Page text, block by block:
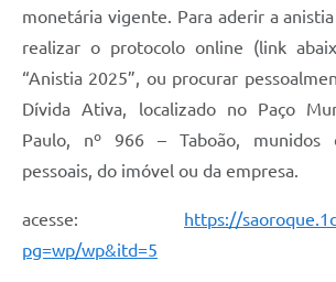
Bolsas de estudo da Escola Cooperativa
Defesa Civil
Departamento de Bem-Estar Social
Divisão de Rendas
Horários de Ônibus - Jundiá
monetária vigente. Para aderir a
realizar o protocolo online (link
“Anistia 2025”, ou procurar
Dívida Ativa, localizado no Paço
Paulo, nº 966 – Taboão, munidos
pessoais, do imóvel ou da empresa.
acesse: https://
pg=wp/wp&itd=5